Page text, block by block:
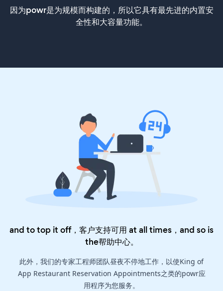
因为powr是为规模而构建的，所以它具有最先进的内置安
全性和大容量功能。
and to top it off，客户支持可用 at all times，and so is
the帮助中心。
此外，我们的专家工程师团队昼夜不停地工作，以使King of
App Restaurant Reservation Appointments之类的powr应
用程序为您服务。